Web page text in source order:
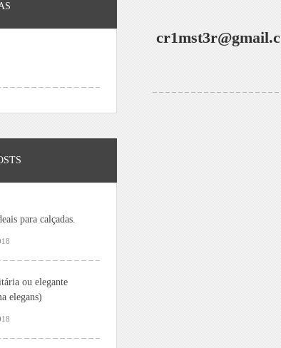
para calçadas.
ou elegante
elegans)